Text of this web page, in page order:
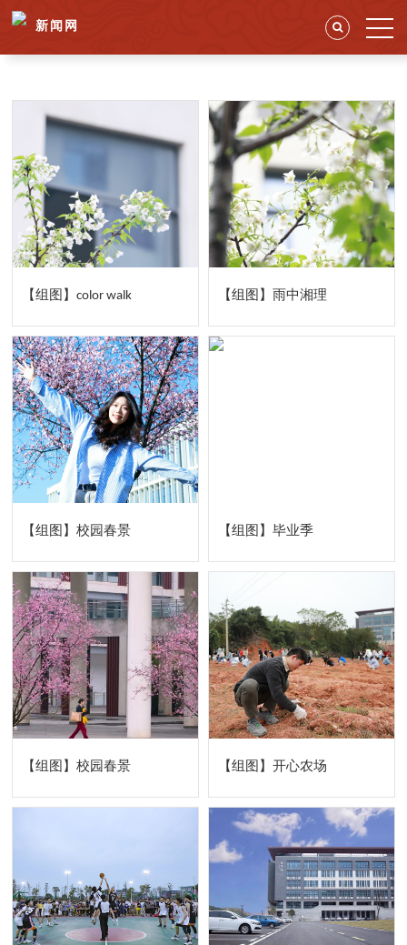
新闻网
【组图】color walk 【组图】雨中湘理
【组图】校园春景 【组图】毕业季
【组图】校园春景 【组图】开心农场